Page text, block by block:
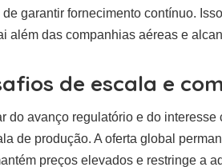
de garantir fornecimento contínuo.
além das companhias aéreas e
de escala e
do avanço regulatório e do
de produção. A oferta global
preços elevados e restringe a